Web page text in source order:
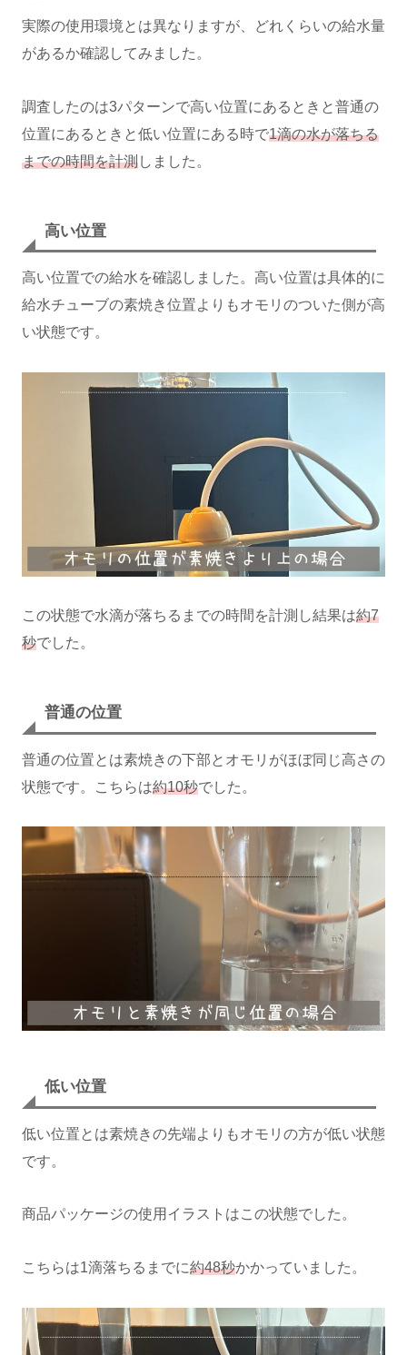
実際の使用環境とは異なりますが、どれくらいの給水量
があるか確認してみました。
調査したのは3パターンで高い位置にあるときと普通の
位置にあるときと低い位置にある時で1滴の水が落ちる
までの時間を計測しました。
高い位置
高い位置での給水を確認しました。高い位置は具体的に
給水チューブの素焼き位置よりもオモリのついた側が高
い状態です。
この状態で水滴が落ちるまでの時間を計測し結果は約7
秒でした。
普通の位置
普通の位置とは素焼きの下部とオモリがほぼ同じ高さの
状態です。こちらは約10秒でした。
低い位置
低い位置とは素焼きの先端よりもオモリの方が低い状態
です。
商品パッケージの使用イラストはこの状態でした。
こちらは1滴落ちるまでに約48秒かかっていました。